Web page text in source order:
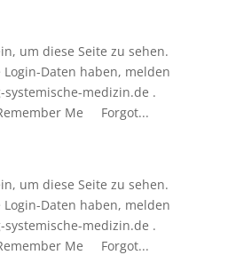
um diese Seite zu sehen.
Daten haben, melden
systemische-medizin.de .
Me Forgot...
um diese Seite zu sehen.
Daten haben, melden
systemische-medizin.de .
Me Forgot...